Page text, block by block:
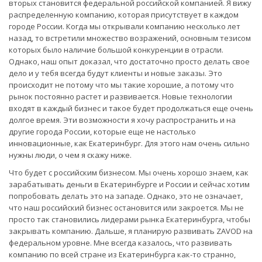
вторых становится федеральной российской компанией. Я вижу
распределенную компанию, которая присутствует в каждом
городе России. Когда мы открывали компанию несколько лет
назад, то встретили множество возражений, основным тезисом
которых было наличие большой конкуренции в отрасли.
Однако, наш опыт доказал, что достаточно просто делать свое
дело и у тебя всегда будут клиенты и новые заказы. Это
происходит не потому что мы такие хорошие, а потому что
рынок постоянно растет и развивается. Новые технологии
входят в каждый бизнес и такое будет продолжаться еще очень
долгое время. Эти возможности я хочу распространить и на
другие города России, которые еще не настолько
инновационные, как Екатеринбург. Для этого нам очень сильно
нужны люди, о чем я скажу ниже.
Что будет с российским бизнесом. Мы очень хорошо знаем, как
зарабатывать деньги в Екатеринбурге и России и сейчас хотим
попробовать делать это на западе. Однако, это не означает,
что наш российский бизнес остановится или закроется. Мы не
просто так становились лидерами рынка Екатеринбурга, чтобы
закрывать компанию. Дальше, я планирую развивать ZAVOD на
федеральном уровне. Мне всегда казалось, что развивать
компанию по всей стране из Екатеринбурга как-то странно,